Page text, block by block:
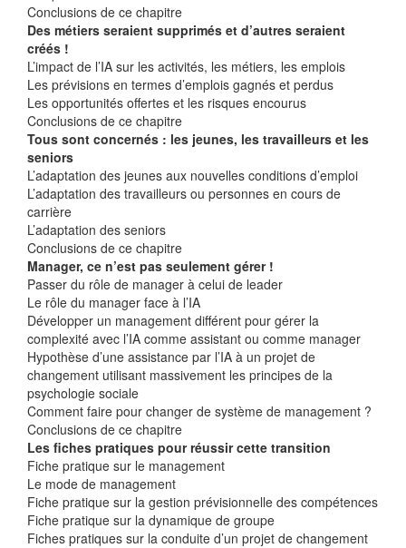
Conclusions de ce chapitre
Des métiers seraient supprimés et d’autres seraient
créés !
L’impact de l’IA sur les activités, les métiers, les emplois
Les prévisions en termes d’emplois gagnés et perdus
Les opportunités offertes et les risques encourus
Conclusions de ce chapitre
Tous sont concernés : les jeunes, les travailleurs et les
seniors
L’adaptation des jeunes aux nouvelles conditions d’emploi
L’adaptation des travailleurs ou personnes en cours de
carrière
L’adaptation des seniors
Conclusions de ce chapitre
Manager, ce n’est pas seulement gérer !
Passer du rôle de manager à celui de leader
Le rôle du manager face à l’IA
Développer un management différent pour gérer la
complexité avec l’IA comme assistant ou comme manager
Hypothèse d’une assistance par l’IA à un projet de
changement utilisant massivement les principes de la
psychologie sociale
Comment faire pour changer de système de management ?
Conclusions de ce chapitre
Les fiches pratiques pour réussir cette transition
Fiche pratique sur le management
Le mode de management
Fiche pratique sur la gestion prévisionnelle des compétences
Fiche pratique sur la dynamique de groupe
Fiches pratiques sur la conduite d’un projet de changement